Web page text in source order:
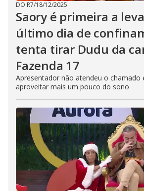
DO R7/18/12/2025
Saory é primeira a
último dia de
tenta tirar Dudu da
Fazenda 17
Apresentador não atendeu o chamado
aproveitar mais um pouco do sono